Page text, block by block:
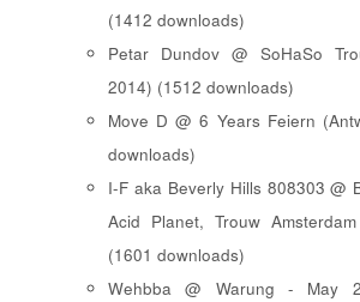
(1412 downloads)
Petar Dundov @ SoHaSo
2014) (1512 downloads)
Move D @ 6 Years Feiern
downloads)
I-F aka Beverly Hills 808303 @
Acid Planet, Trouw
(1601 downloads)
Wehbba @ Warung - May